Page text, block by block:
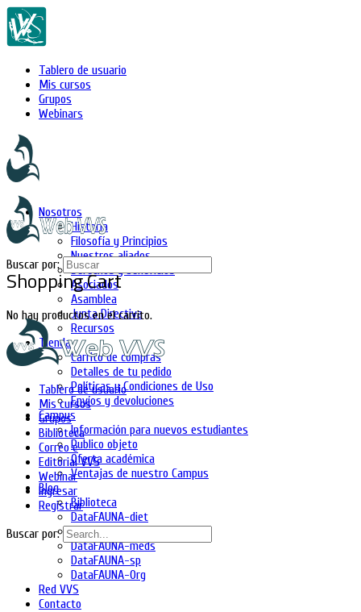
Tablero de usuario
Mis cursos
Grupos
Webinars
Nosotros
Historia
Filosofía y Principios
Nuestros aliados
Derechos y beneficios
Asociados
Asamblea
Junta Directiva
Recursos
Tienda
Carrito de compras
Detalles de tu pedido
Políticas y Condiciones de Uso
Envíos y devoluciones
Campus
Información para nuevos estudiantes
Publico objeto
Oferta académica
Ventajas de nuestro Campus
Blog
Biblioteca
DataFAUNA-diet
DataFAUNA-inia
DataFAUNA-meds
DataFAUNA-sp
DataFAUNA-Org
Red VVS
Contacto
Shopping Cart
No hay productos en el carrito.
Buscar por:
Tablero de usuario
Mis cursos
Grupos
Biblioteca
Correo e
Editorial VVS
Webinar
Ingresar
Registrar
Buscar por: